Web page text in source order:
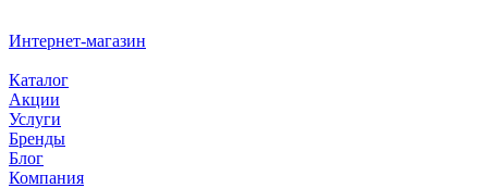
Интернет-магазин
Каталог
Акции
Услуги
Бренды
Блог
Компания